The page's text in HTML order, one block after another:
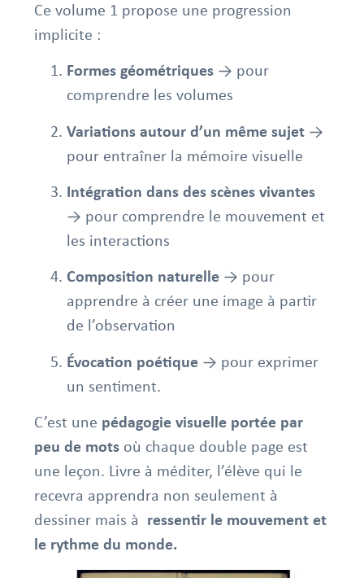
Ce volume 1 propose une progression
implicite :
Formes géométriques → pour
comprendre les volumes
Variations autour d’un même sujet →
pour entraîner la mémoire visuelle
Intégration dans des scènes vivantes
→ pour comprendre le mouvement et
les interactions
Composition naturelle → pour
apprendre à créer une image à partir
de l’observation
Évocation poétique → pour exprimer
un sentiment.
C’est une pédagogie visuelle portée par
peu de mots où chaque double page est
une leçon. Livre à méditer, l’élève qui le
recevra apprendra non seulement à
dessiner mais à ressentir le mouvement et
le rythme du monde.